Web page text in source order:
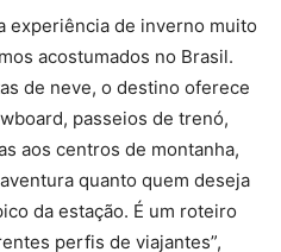
experiência de inverno muito
acostumados no Brasil.
de neve, o destino oferece
passeios de trenó,
aos centros de montanha,
quanto quem deseja
da estação. É um roteiro
perfis de viajantes”,